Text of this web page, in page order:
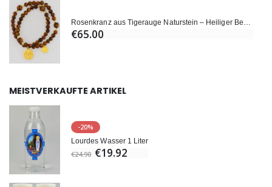
€65.00
MEISTVERKAUFTE ARTIKEL
-20%
Lourdes Wasser 1 Liter
€24.90 €19.92